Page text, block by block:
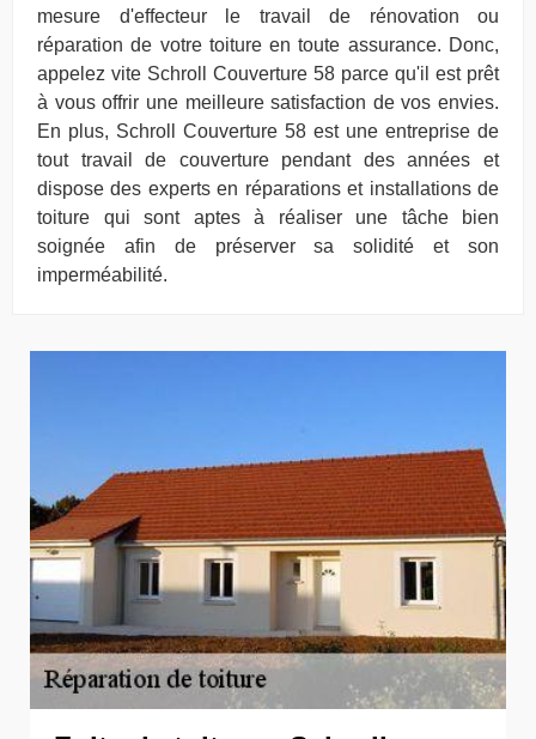
mesure d'effecteur le travail de rénovation ou
réparation de votre toiture en toute assurance. Donc,
appelez vite Schroll Couverture 58 parce qu'il est prêt
à vous offrir une meilleure satisfaction de vos envies.
En plus, Schroll Couverture 58 est une entreprise de
tout travail de couverture pendant des années et
dispose des experts en réparations et installations de
toiture qui sont aptes à réaliser une tâche bien
soignée afin de préserver sa solidité et son
imperméabilité.